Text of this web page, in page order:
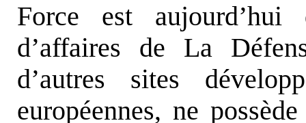
Force est
d’affaires de La
d’autres sites
européennes, ne